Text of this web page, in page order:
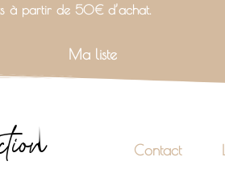
à partir de 50€ d’achat.
Ma liste
Contact